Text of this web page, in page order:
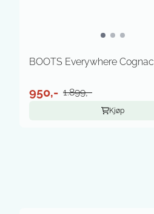
BOOTS Everywhere Cognac
950,- 1.899,-
Kjøp